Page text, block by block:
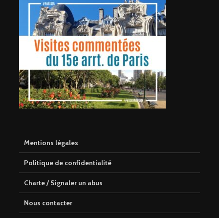
Mentions légales
Politique de confidentialité
Charte / Signaler un abus
Nous contacter